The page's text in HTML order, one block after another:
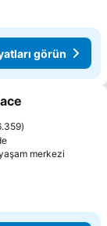
görün
merkezi